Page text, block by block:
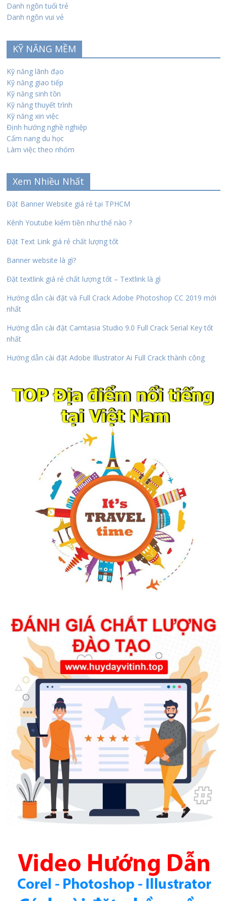
Danh ngôn tuổi trẻ
Danh ngôn vui vẻ
KỸ NĂNG MỀM
Kỹ năng lãnh đạo
Kỹ năng giao tiếp
Kỹ năng sinh tồn
Kỹ năng thuyết trình
Kỹ năng xin việc
Định hướng nghề nghiệp
Cẩm nang du học
Làm việc theo nhóm
Xem Nhiều Nhất
Đặt Banner Website giá rẻ tại TPHCM
Kênh Youtube kiếm tiền như thế nào ?
Đặt Text Link giá rẻ chất lượng tốt
Banner website là gì?
Đặt textlink giá rẻ chất lượng tốt – Textlink là gì
Hướng dẫn cài đặt và Full Crack Adobe Photoshop CC 2019 mới
nhất
Hướng dẫn cài đặt Camtasia Studio 9.0 Full Crack Serial Key tốt
nhất
Hướng dẫn cài đặt Adobe Illustrator Ai Full Crack thành công